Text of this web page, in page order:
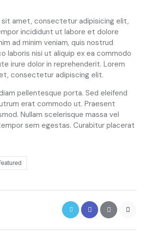
sit amet, consectetur adipisicing elit,
incididunt ut labore et dolore
ad minim veniam, quis nostrud
laboris nisi ut aliquip ex ea commodo
irure dolor in reprehenderit. Lorem
consectetur adipiscing elit.
pellentesque porta. Sed eleifend
erat commodo ut. Praesent
Nullam scelerisque massa vel
sem egestas. Curabitur placerat